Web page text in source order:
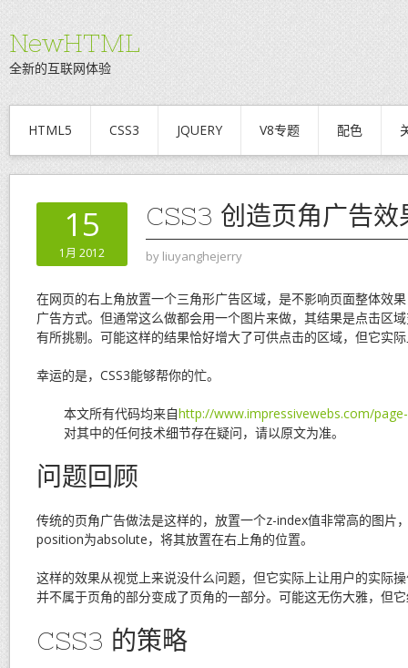
NewHTML
全新的互联网体验
HTML5 CSS3 JQUERY V8专题 配色
15
1月 2012
CSS3 创造页角广告效
by liuyanghejerry
在网页的右上角放置一个三角形广告区域，是不影响页面整体效
广告方式。但通常这么做都会用一个图片来做，其结果是点击区
有所挑剔。可能这样的结果恰好增大了可供点击的区域，但它实
幸运的是，CSS3能够帮你的忙。
本文所有代码均来自http://www.impressivewebs.com/
对其中的任何技术细节存在疑问，请以原文为准。
问题回顾
传统的页角广告做法是这样的，放置一个z-index值非常高的图片
position为absolute，将其放置在右上角的位置。
这样的效果从视觉上来说没什么问题，但它实际上让用户的实际
并不属于页角的部分变成了页角的一部分。可能这无伤大雅，但
CSS3 的策略